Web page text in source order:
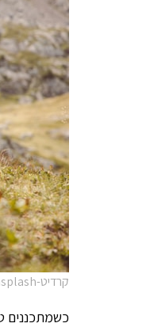
קרדיט-Photo by Audrey Langlois on Unsplash
כשמתכננים